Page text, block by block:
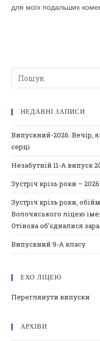
для моїх подальших
НЕДАВНІ ЗАПИСИ
Випускний-2026. Вечір,
серці
Незабутній 11-А випуск
Зустріч крізь роки – 2026
Зустріч крізь роки,
Волочиського ліцею
Отінова об’єдналися
Випускний 9-А класу
ЕХО ЛІЦЕЮ
Переглянути випуски
АРХІВИ